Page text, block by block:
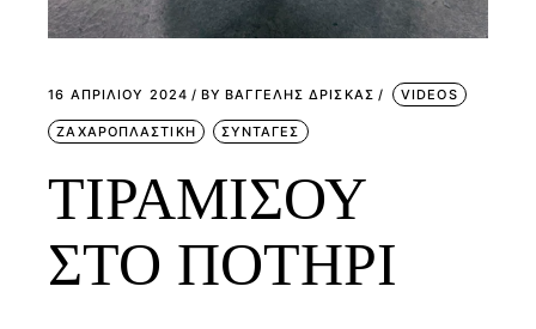
16 ΑΠΡΙΛΊΟΥ 2024 BY ΒΑΓΓΕΛΗΣ ΔΡΙΣΚΑΣ VIDEOS
ΖΑΧΑΡΟΠΛΑΣΤΙΚΗ ΣΥΝΤΑΓΕΣ
ΤΙΡΑΜΙΣΟΥ
ΣΤΟ ΠΟΤΗΡΙ